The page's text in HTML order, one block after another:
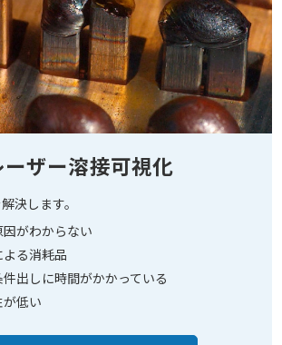
ーザー溶接可視化
決します。
がわからない
る消耗品
出しに時間がかかっている
低い